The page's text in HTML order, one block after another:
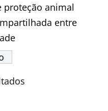
proteção animal
entre